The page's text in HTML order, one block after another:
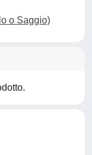
o Saggio)